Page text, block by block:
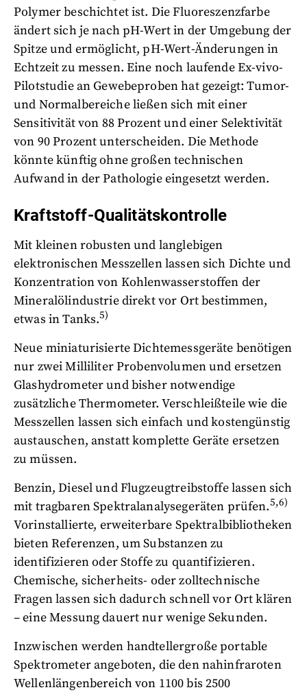
Polymer beschichtet ist. Die Fluoreszenzfarbe
ändert sich je nach pH-Wert in der Umgebung der
Spitze und ermöglicht, pH-Wert-Änderungen in
Echtzeit zu messen. Eine noch laufende Ex-vivo-
Pilotstudie an Gewebeproben hat gezeigt: Tumor-
und Normalbereiche ließen sich mit einer
Sensitivität von 88 Prozent und einer Selektivität
von 90 Prozent unterscheiden. Die Methode
könnte künftig ohne großen technischen
Aufwand in der Pathologie eingesetzt werden.
Kraftstoff-Qualitätskontrolle
Mit kleinen robusten und langlebigen
elektronischen Messzellen lassen sich Dichte und
Konzentration von Kohlenwasserstoffen der
Mineralölindustrie direkt vor Ort bestimmen,
etwas in Tanks.5)
Neue miniaturisierte Dichtemessgeräte benötigen
nur zwei Milliliter Probenvolumen und ersetzen
Glashydrometer und bisher notwendige
zusätzliche Thermometer. Verschleißteile wie die
Messzellen lassen sich einfach und kostengünstig
austauschen, anstatt komplette Geräte ersetzen
zu müssen.
Benzin, Diesel und Flugzeugtreibstoffe lassen sich
mit tragbaren Spektralanalysegeräten prüfen.5,6)
Vorinstallierte, erweiterbare Spektralbibliotheken
bieten Referenzen, um Substanzen zu
identifizieren oder Stoffe zu quantifizieren.
Chemische, sicherheits- oder zolltechnische
Fragen lassen sich dadurch schnell vor Ort klären
– eine Messung dauert nur wenige Sekunden.
Inzwischen werden handtellergroße portable
Spektrometer angeboten, die den nahinfraroten
Wellenlängenbereich von 1100 bis 2500